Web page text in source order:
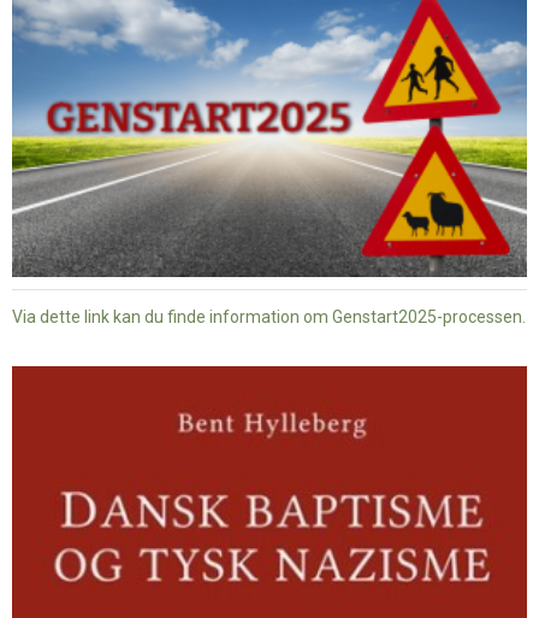
Via dette link kan du finde information om Genstart2025-processen.